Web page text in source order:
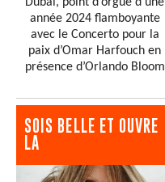
année 2024 flamboyante
avec le Concerto pour la
paix d’Omar Harfouch en
présence d’Orlando Bloom
SOIS BELLE ET OUVRE
LA